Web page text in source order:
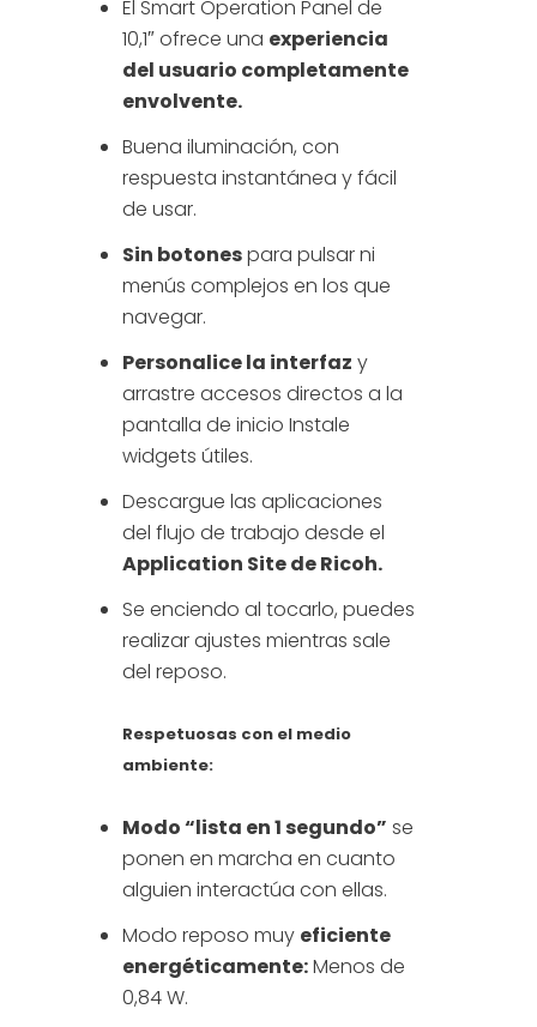
El Smart Operation Panel de
10,1″ ofrece una experiencia
del usuario completamente
envolvente.
Buena iluminación, con
respuesta instantánea y fácil
de usar.
Sin botonespara pulsar ni
menús complejos en los que
navegar.
Personalice la interfaz y
arrastre accesos directos a la
pantalla de inicio Instale
widgets útiles.
Descargue las aplicaciones
del flujo de trabajo desde el
Application Site de Ricoh.
Se enciendo al tocarlo, puedes
realizar ajustes mientras sale
del reposo.
Respetuosas con el medio
ambiente:
Modo “lista en 1 segundo” se
ponen en marcha en cuanto
alguien interactúa con ellas.
Modo reposo muy eficiente
energéticamente:Menos de
0,84 W.